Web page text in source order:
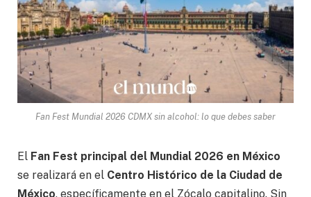
Fan Fest Mundial 2026 CDMX sin alcohol: lo que debes saber
El Fan Fest principal del Mundial 2026 en México
se realizará en el Centro Histórico de la Ciudad de
México, específicamente en el Zócalo capitalino. Sin